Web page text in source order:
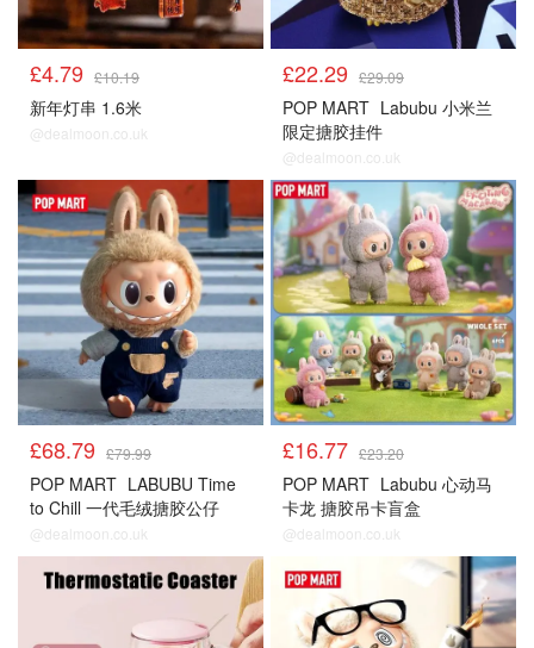
£4.79 £10.19
新年灯串 1.6米
@dealmoon.co.uk
£22.29 £29.09
POP MART Labubu 小米兰
限定搪胶挂件
@dealmoon.co.uk
£68.79 £79.99
POP MART LABUBU Time
to Chill 一代毛绒搪胶公仔
@dealmoon.co.uk
£16.77 £23.20
POP MART Labubu 心动马
卡龙 搪胶吊卡盲盒
@dealmoon.co.uk